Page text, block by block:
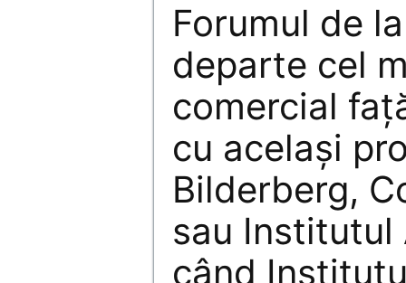
Forumul de
departe cel
comercial
cu acelaşi
Bilderberg,
sau Institutul
când